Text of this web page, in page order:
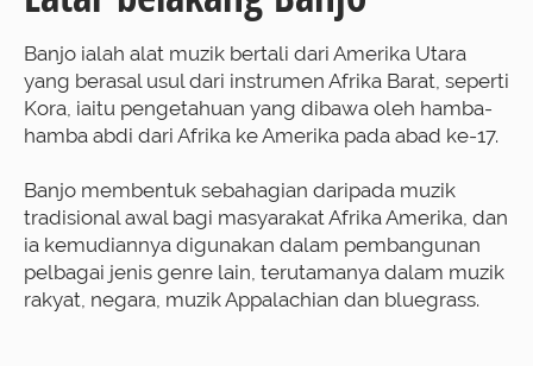
Banjo ialah alat muzik bertali dari Amerika Utara
yang berasal usul dari instrumen Afrika Barat, seperti
Kora, iaitu pengetahuan yang dibawa oleh hamba-
hamba abdi dari Afrika ke Amerika pada abad ke-17.
Banjo membentuk sebahagian daripada muzik
tradisional awal bagi masyarakat Afrika Amerika, dan
ia kemudiannya digunakan dalam pembangunan
pelbagai jenis genre lain, terutamanya dalam muzik
rakyat, negara, muzik Appalachian dan bluegrass.